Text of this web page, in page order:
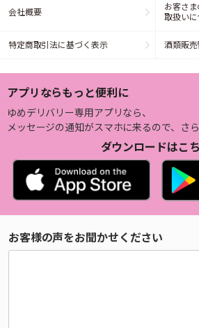
会社概要
お客さ
取扱いに
特定商取引法に基づく表示 酒類販
アプリならもっと便利に
ゆめデリバリー専用アプリなら、
メッセージの通知がスマホに来るので、さら
ダウンロードはこ
お客様の声をお聞かせください